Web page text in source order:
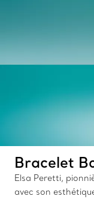
Bracelet
Elsa Peretti,
avec son